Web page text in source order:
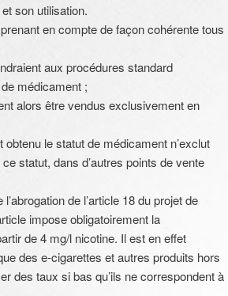
son utilisation.
en compte de façon cohérente tous
aux procédures standard
médicament ;
alors être vendus exclusivement en
le statut de médicament n’exclut
statut, dans d’autres points de vente
de l’article 18 du projet de
impose obligatoirement la
de 4 mg/l nicotine. Il est en effet
des e-cigarettes et autres produits hors
des taux si bas qu’ils ne correspondent à